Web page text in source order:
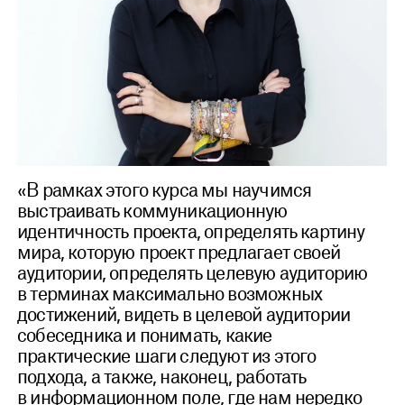
«В рамках этого курса мы научимся
выстраивать коммуникационную
идентичность проекта, определять картину
мира, которую проект предлагает своей
аудитории, определять целевую аудиторию
в терминах максимально возможных
достижений, видеть в целевой аудитории
собеседника и понимать, какие
практические шаги следуют из этого
подхода, а также, наконец, работать
в информационном поле, где нам нередко